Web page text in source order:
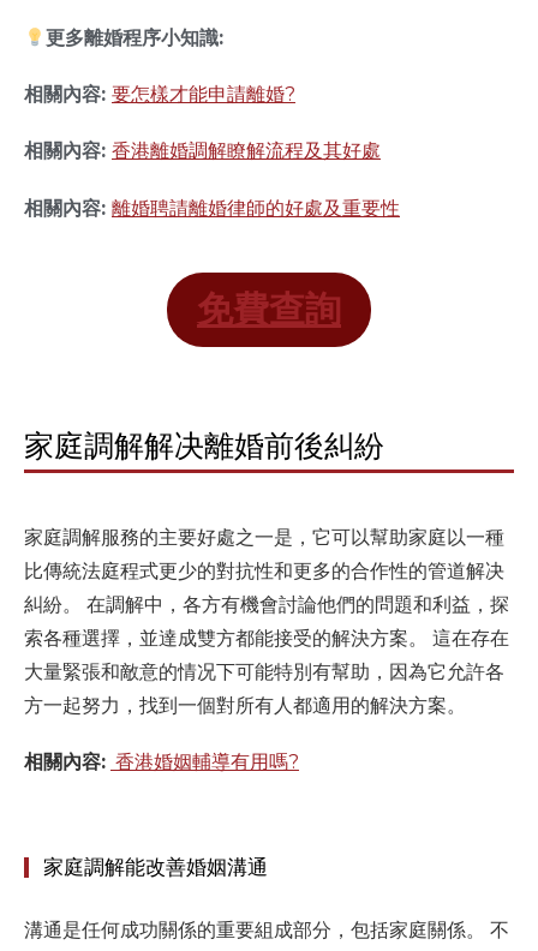
更多離婚程序小知識:
相關內容: 要怎樣才能申請離婚?
相關內容: 香港離婚調解瞭解流程及其好處
相關內容: 離婚聘請離婚律師的好處及重要性
免費查詢
家庭調解解决離婚前後糾紛
家庭調解服務的主要好處之一是，它可以幫助家庭以一種
比傳統法庭程式更少的對抗性和更多的合作性的管道解决
糾紛。 在調解中，各方有機會討論他們的問題和利益，探
索各種選擇，並達成雙方都能接受的解決方案。 這在存在
大量緊張和敵意的情况下可能特別有幫助，因為它允許各
方一起努力，找到一個對所有人都適用的解決方案。
相關內容: 香港婚姻輔導有用嗎?
家庭調解能改善婚姻溝通
溝通是任何成功關係的重要組成部分，包括家庭關係。 不